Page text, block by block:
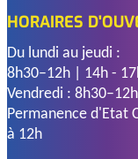
HORAIRES
Du lundi au jeudi :
8h30–12h | 14h -
Vendredi : 8h30–12h
Permanence d'Etat
à 12h